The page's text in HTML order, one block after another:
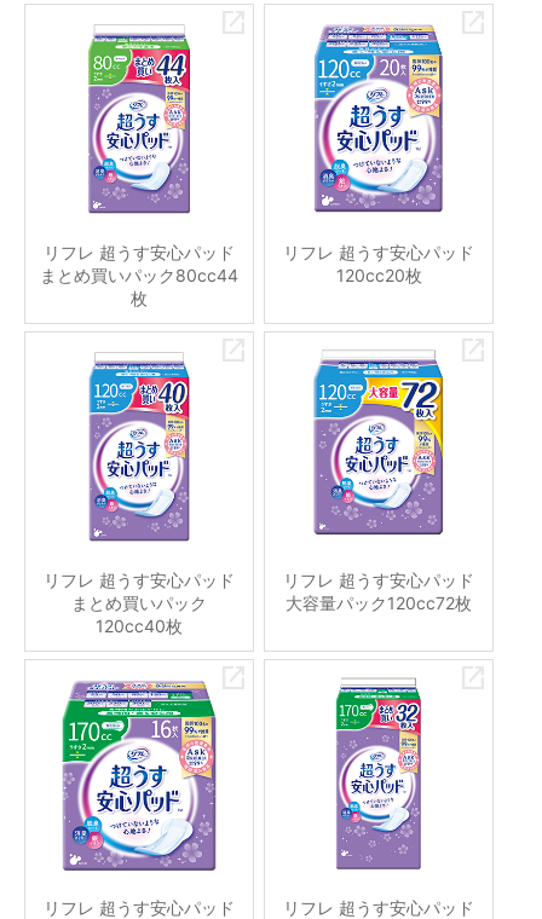
リフレ 超うす安心パッド
まとめ買いパック80cc44
枚
リフレ 超うす安心パッド
120cc20枚
リフレ 超うす安心パッド
まとめ買いパック
120cc40枚
リフレ 超うす安心パッド
大容量パック120cc72枚
リフレ 超うす安心パッド
リフレ 超うす安心パッド